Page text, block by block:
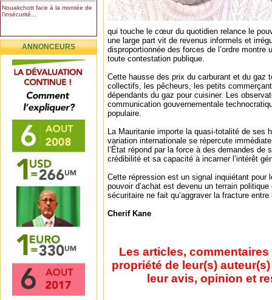
Nouakchott face à la montée de
l’insécurité...
ANNONCEURS
qui touche le cœur du quotidien relance le
une large part vit de revenus informels et
disproportionnée des forces de l’ordre montre
toute contestation publique.
Cette hausse des prix du carburant et du gaz
collectifs, les pêcheurs, les petits
dépendants du gaz pour cuisiner. Les
communication gouvernementale
populaire.
La Mauritanie importe la quasi-totalité de ses
variation internationale se répercute
l’État répond par la force à des demandes de
crédibilité et sa capacité à incarner l’intérêt
Cette répression est un signal inquiétant pour
pouvoir d’achat est devenu un terrain
sécuritaire ne fait qu’aggraver la fracture
Cherif Kane
Les articles,
propriété de leur(s)
leur avis, opinion et